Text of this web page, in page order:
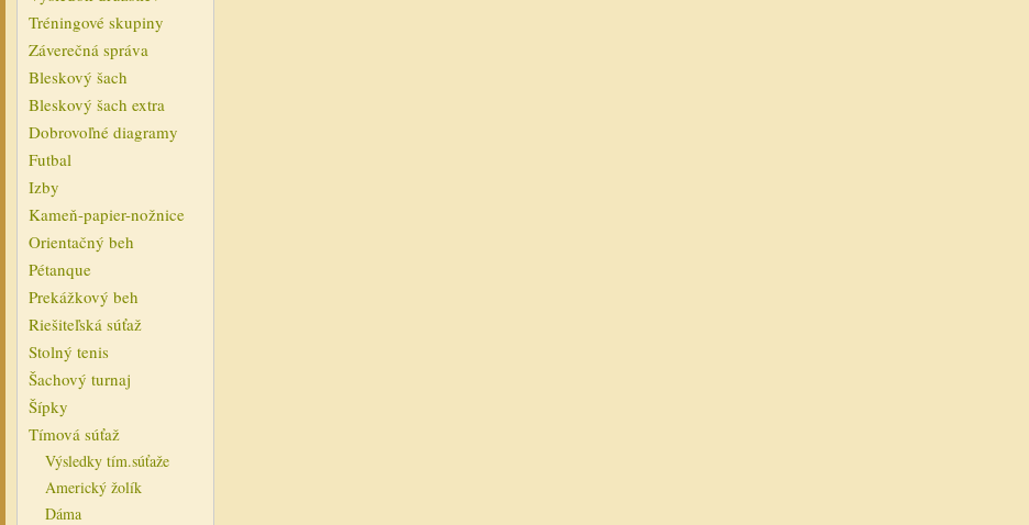
Tréningové skupiny
Záverečná správa
Bleskový šach
Bleskový šach extra
Dobrovoľné diagramy
Futbal
Izby
Kameň-papier-nožnice
Orientačný beh
Pétanque
Prekážkový beh
Riešiteľská súťaž
Stolný tenis
Šachový turnaj
Šípky
Tímová súťaž
Výsledky tím.súťaže
Americký žolík
Dáma